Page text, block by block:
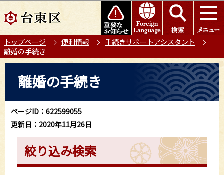
の
ー
ジ
このページの本文へ移動
トップページ 便利情報
手続きサポートアシスタント
離婚の手続き
か
離婚の手続き
ページID：622599055
更新日：2020年11月26日
絞り込み検索